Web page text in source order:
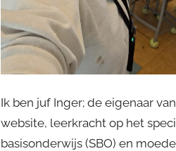
Ik ben juf Inger; de eigenaar
website, leerkracht op het
basisonderwijs (SBO) en